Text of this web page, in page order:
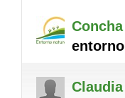
Concha
Claudia